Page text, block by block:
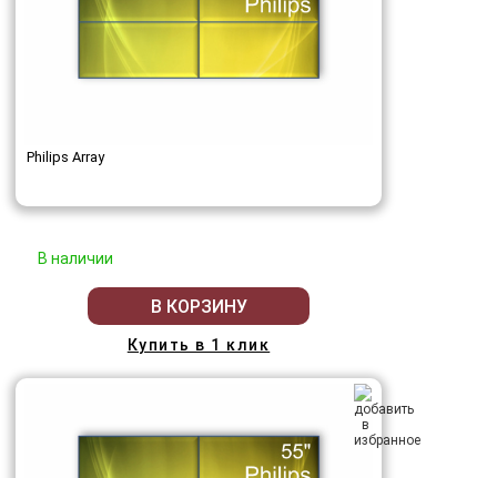
Philips Array
В наличии
В КОРЗИНУ
Купить в 1 клик